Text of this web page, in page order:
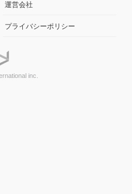
運営会社
プライバシーポリシー
inc.